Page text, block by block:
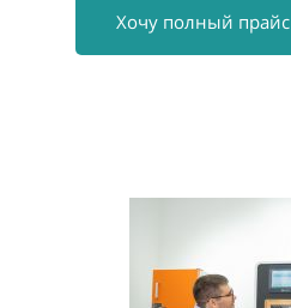
Хочу полный прайс